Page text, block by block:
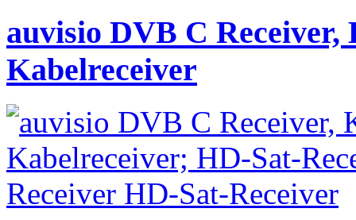
auvisio DVB C
Kabelreceiver